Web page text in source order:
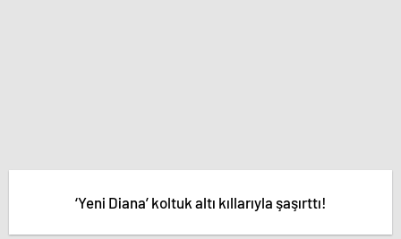
‘Yeni Diana’ koltuk altı kıllarıyla şaşırttı!